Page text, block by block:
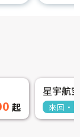
星宇航
來回‧